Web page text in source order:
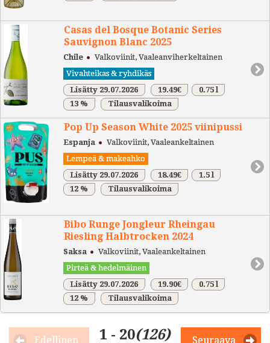
Casas del Bosque Botanic Series
Sauvignon Blanc 2025
Chile
Valkoviinit, Vaaleanviherkeltainen
Vivahteikas & ryhdikäs
Lisätty 29.07.2026
19.49€
0.75 l
13 %
Tilausvalikoima
Pop Up Season White 2025 viinipussi
Espanja
Valkoviinit, Vaaleankeltainen
Lempeä & makeahko
Lisätty 29.07.2026
18.49€
1.5 l
12 %
Tilausvalikoima
Bibo Runge Jongleur Rheingau
Riesling Halbtrocken 2024
Saksa
Valkoviinit, Vaaleankeltainen
Pirteä & hedelmäinen
Lisätty 29.07.2026
19.90€
0.75 l
12 %
Tilausvalikoima
Edellinen 1 - 20(126) Seuraava